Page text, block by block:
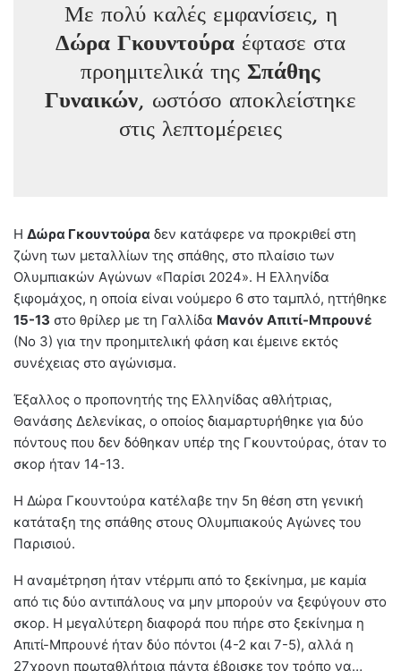
Με πολύ καλές εμφανίσεις, η
Δώρα Γκουντούρα έφτασε στα
προημιτελικά της Σπάθης
Γυναικών, ωστόσο αποκλείστηκε
στις λεπτομέρειες
Η Δώρα Γκουντούρα δεν κατάφερε να προκριθεί στη
ζώνη των μεταλλίων της σπάθης, στο πλαίσιο των
Ολυμπιακών Αγώνων «Παρίσι 2024». Η Ελληνίδα
ξιφομάχος, η οποία είναι νούμερο 6 στο ταμπλό, ηττήθηκε
15-13 στο θρίλερ με τη Γαλλίδα Μανόν Απιτί-Μπρουνέ
(Νο 3) για την προημιτελική φάση και έμεινε εκτός
συνέχειας στο αγώνισμα.
Έξαλλος ο προπονητής της Ελληνίδας αθλήτριας,
Θανάσης Δελενίκας, ο οποίος διαμαρτυρήθηκε για δύο
πόντους που δεν δόθηκαν υπέρ της Γκουντούρας, όταν το
σκορ ήταν 14-13.
H Δώρα Γκουντούρα κατέλαβε την 5η θέση στη γενική
κατάταξη της σπάθης στους Ολυμπιακούς Αγώνες του
Παρισιού.
Η αναμέτρηση ήταν ντέρμπι από το ξεκίνημα, με καμία
από τις δύο αντιπάλους να μην μπορούν να ξεφύγουν στο
σκορ. Η μεγαλύτερη διαφορά που πήρε στο ξεκίνημα η
Απιτί-Μπρουνέ ήταν δύο πόντοι (4-2 και 7-5), αλλά η
27χρονη πρωταθλήτρια πάντα έβρισκε τον τρόπο να…